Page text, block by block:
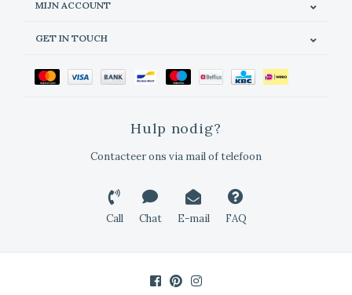
MIJN ACCOUNT
GET IN TOUCH
Hulp nodig?
Contacteer ons via mail of telefoon
Call Chat E-mail FAQ